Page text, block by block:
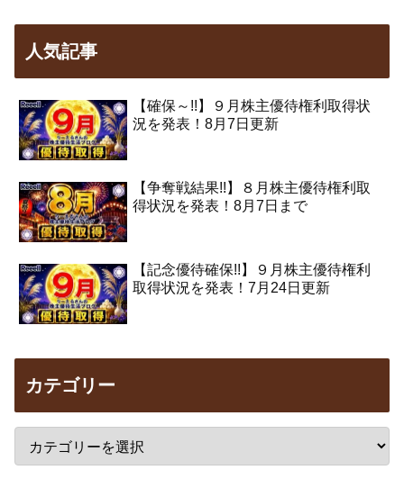
人気記事
【確保～!!】９月株主優待権利取得状
況を発表！8月7日更新
【争奪戦結果!!】８月株主優待権利取
得状況を発表！8月7日まで
【記念優待確保!!】９月株主優待権利
取得状況を発表！7月24日更新
カテゴリー